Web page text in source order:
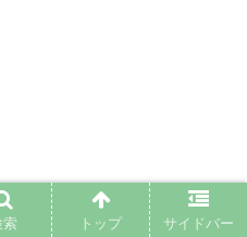
索 トップ サイドバー